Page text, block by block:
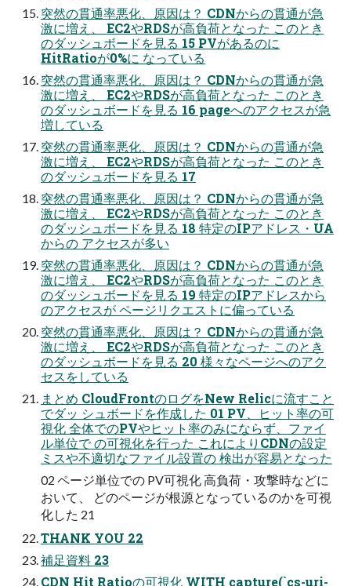
突然の貫通率悪化、原因は？ CDNからの貫通が急
激に増え、 EC2やRDSが高負荷となった このとき
のダッシュボードを見る 15 PVがあるのに
HitRatioが0%に なっている
突然の貫通率悪化、原因は？ CDNからの貫通が急
激に増え、 EC2やRDSが高負荷となった このとき
のダッシュボードを見る 16 pageへのアクセスが急
増している
突然の貫通率悪化、原因は？ CDNからの貫通が急
激に増え、 EC2やRDSが高負荷となった このとき
のダッシュボードを見る 17
突然の貫通率悪化、原因は？ CDNからの貫通が急
激に増え、 EC2やRDSが高負荷となった このとき
のダッシュボードを見る 18 特定のIPアドレス・UA
からの アクセスが多い
突然の貫通率悪化、原因は？ CDNからの貫通が急
激に増え、 EC2やRDSが高負荷となった このとき
のダッシュボードを見る 19 特定のIPアドレスから
のアクセスが ページリクエストに偏っている
突然の貫通率悪化、原因は？ CDNからの貫通が急
激に増え、 EC2やRDSが高負荷となった このとき
のダッシュボードを見る 20 様々なページへのアク
セスをしている
まとめ CloudFrontのログをNew Relicに流すこと
でダッ シュボードを作成した 01 PV、ヒット率の可
視化 全体でのPVやヒット率のみにならず、ファイ
ル単位で の可視化を行った これによりCDNの設定
ミスや不適切なファイル設置の 検出が容易となった
02 ページ単位での PV可視化 高負荷・攻撃時などに
おいて、 どのページが根源となっているのかを可視
化した 21
THANK YOU 22
補足資料 23
CDN Hit Ratioの可視化 WITH capture(`cs-uri-